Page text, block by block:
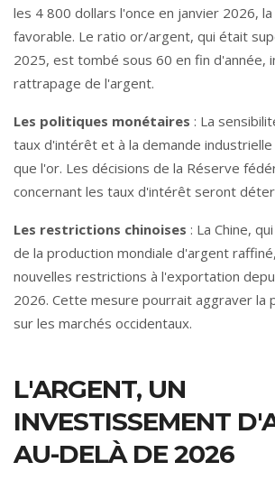
les 4 800 dollars l'once en janvier 2026,
favorable. Le ratio or/argent, qui était
2025, est tombé sous 60 en fin d'année,
rattrapage de l'argent.
Les politiques monétaires : La
taux d'intérêt et à la demande
que l'or. Les décisions de la Réserve
concernant les taux d'intérêt seront
Les restrictions chinoises : La Chine,
de la production mondiale d'argent
nouvelles restrictions à l'exportation
2026. Cette mesure pourrait aggraver la
sur les marchés occidentaux.
L'ARGENT, UN
INVESTISSEMENT
AU-DELÀ DE 2026